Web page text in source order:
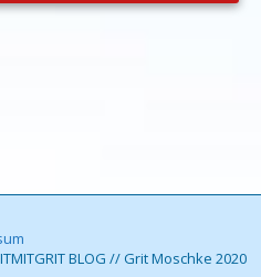
BLOG // Grit Moschke 2020